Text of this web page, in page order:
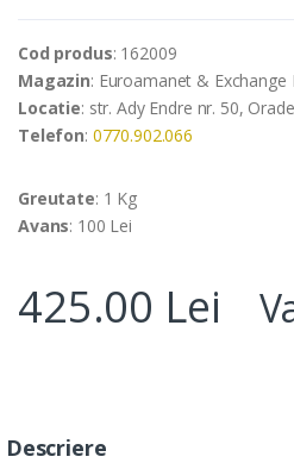
Cod produs: 162009
Magazin: Euroamanet & Exchange
Locatie: str. Ady Endre nr. 50,
Telefon: 0770.902.066
Greutate: 1 Kg
Avans: 100 Lei
425.00 Lei
Descriere